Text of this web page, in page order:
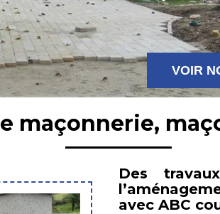
VOIR
maçonnerie,
Des
avec ABC